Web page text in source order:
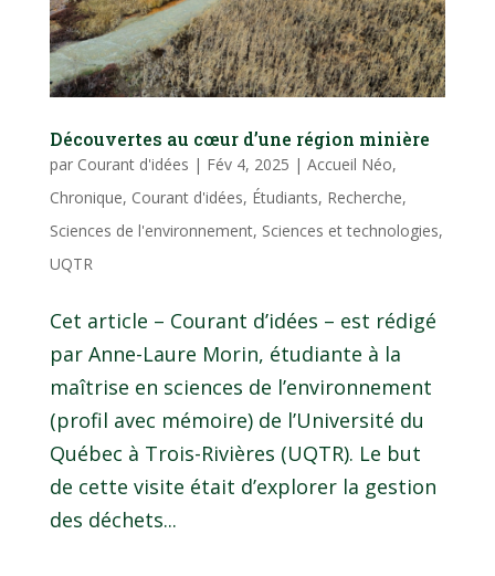
Découvertes au cœur d’une région minière
par Courant d'idées | Fév 4, 2025 | Accueil Néo,
Chronique, Courant d'idées, Étudiants, Recherche,
Sciences de l'environnement, Sciences et technologies,
UQTR
Cet article – Courant d’idées – est rédigé
par Anne-Laure Morin, étudiante à la
maîtrise en sciences de l’environnement
(profil avec mémoire) de l’Université du
Québec à Trois-Rivières (UQTR). Le but
de cette visite était d’explorer la gestion
des déchets...